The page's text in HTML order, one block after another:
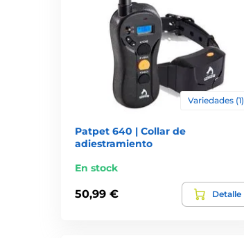
Variedades (1)
Patpet 640 | Collar de
adiestramiento
En stock
50,99 € Detalle